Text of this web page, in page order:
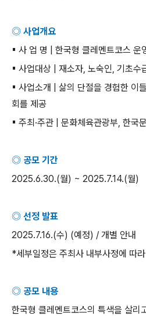
◎ 사업개요
▪ 사 업 명
한국형 클레멘트코스 운
▪ 사업대상 재소자, 노숙인, 기초수
▪ 사업소개
삶의 단절을 경험한 이
회를 제공
▪ 주최 ·주관 문화체육관광부, 한국
◎ 공모 기간
2025.6.30.(월) ~ 2025.7.14.(월)
◎ 선정 발표
2025.7.16.(수) (예정) / 개별 안내
*세부일정은 주최사 내부사정에 따
◎ 공모 내용
한국형 클레멘트코스의 특색을 살리